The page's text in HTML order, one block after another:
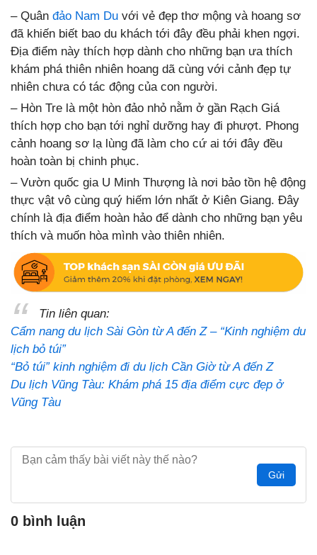
– Quân đảo Nam Du với vẻ đẹp thơ mộng và hoang sơ
đã khiến biết bao du khách tới đây đều phải khen ngợi.
Địa điểm này thích hợp dành cho những bạn ưa thích
khám phá thiên nhiên hoang dã cùng với cảnh đẹp tự
nhiên chưa có tác động của con người.
– Hòn Tre là một hòn đảo nhỏ nằm ở gần Rạch Giá
thích hợp cho bạn tới nghỉ dưỡng hay đi phượt. Phong
cảnh hoang sơ lạ lùng đã làm cho cứ ai tới đây đều
hoàn toàn bị chinh phục.
– Vườn quốc gia U Minh Thượng là nơi bảo tồn hệ động
thực vật vô cùng quý hiếm lớn nhất ở Kiên Giang. Đây
chính là địa điểm hoàn hảo để dành cho những bạn yêu
thích và muốn hòa mình vào thiên nhiên.
Tin liên quan:
Cẩm nang du lịch Sài Gòn từ A đến Z – “Kinh nghiệm du
lịch bỏ túi”
“Bỏ túi” kinh nghiệm đi du lịch Cần Giờ từ A đến Z
Du lịch Vũng Tàu: Khám phá 15 địa điểm cực đẹp ở
Vũng Tàu
Gửi
0 bình luận